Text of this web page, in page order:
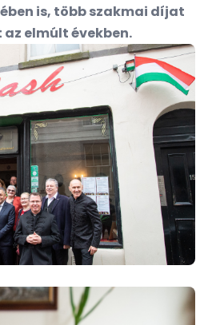
is, több szakmai díjat
elmúlt években.